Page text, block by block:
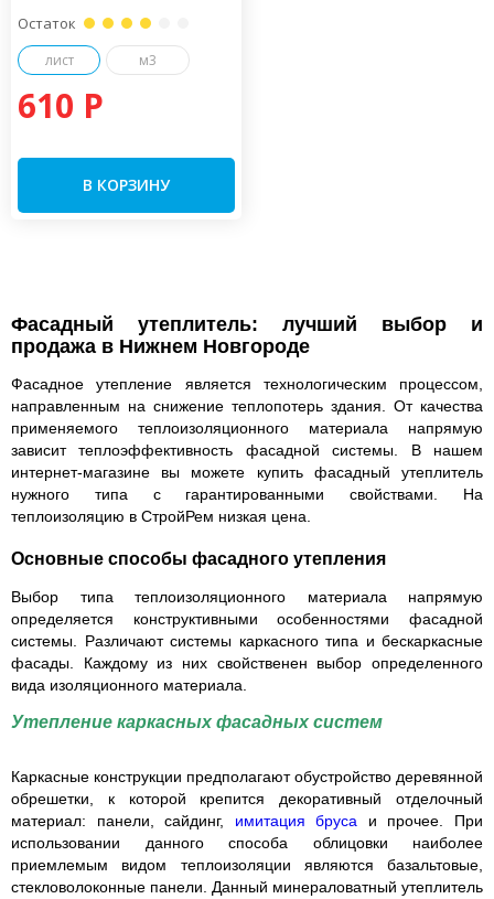
Остаток
лист м3
610 P
В КОРЗИНУ
Фасадный утеплитель: лучший выбор и
продажа в Нижнем Новгороде
Фасадное утепление является технологическим процессом,
направленным на снижение теплопотерь здания. От качества
применяемого теплоизоляционного материала напрямую
зависит теплоэффективность фасадной системы. В нашем
интернет-магазине вы можете купить фасадный утеплитель
нужного типа с гарантированными свойствами. На
теплоизоляцию в СтройРем низкая цена.
Основные способы фасадного утепления
Выбор типа теплоизоляционного материала напрямую
определяется конструктивными особенностями фасадной
системы. Различают системы каркасного типа и бескаркасные
фасады. Каждому из них свойственен выбор определенного
вида изоляционного материала.
Утепление каркасных фасадных систем
Каркасные конструкции предполагают обустройство деревянной
обрешетки, к которой крепится декоративный отделочный
материал: панели, сайдинг, имитация бруса и прочее. При
использовании данного способа облицовки наиболее
приемлемым видом теплоизоляции являются базальтовые,
стекловолоконные панели. Данный минераловатный утеплитель